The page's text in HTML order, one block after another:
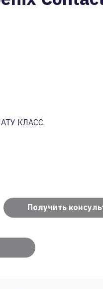
КЛАСС.
Получить